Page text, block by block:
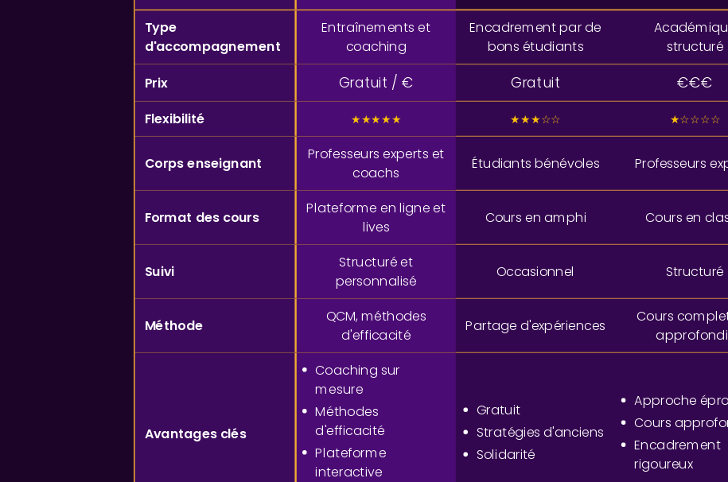
Type
d'accompagnement
Entraînements et
coaching
Encadrement par de
bons étudiants
structuré
Prix Gratuit / € Gratuit €€€
Flexibilité ★★★★★ ★★★☆☆ ★☆☆☆☆
Corps enseignant
Professeurs experts et
coachs
Étudiants bénévoles Professeurs
Format des cours
Plateforme en ligne et
lives
Cours en amphi Cours en
Suivi
Structuré et
personnalisé
Occasionnel Structuré
Méthode
QCM, méthodes
d'efficacité
Partage d'expériences
Cours
Avantages clés
Coaching sur
mesure
Méthodes
d'efficacité
Plateforme
interactive
Gratuit
Stratégies d'anciens
Solidarité
Approche
Cours
Encadrement
rigoureux